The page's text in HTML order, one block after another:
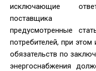
исключающие
поставщика
предусмотренные
потребителей, при
обязательств по
энергоснабжения